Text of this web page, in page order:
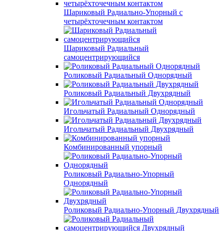
Шариковый Радиально-Упорный с
четырёхточечным контактом
Шариковый Радиальный
самоцентрирующийся
Роликовый Радиальный Однорядный
Роликовый Радиальный Двухрядный
Игольчатый Радиальный Однорядный
Игольчатый Радиальный Двухрядный
Комбинированный упорный
Роликовый Радиально-Упорный
Однорядный
Роликовый Радиально-Упорный Двухрядный